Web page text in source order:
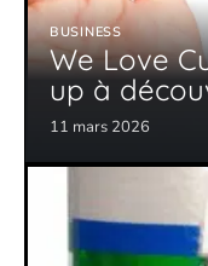
BUSINESS
We Love
up à
11 mars 2026